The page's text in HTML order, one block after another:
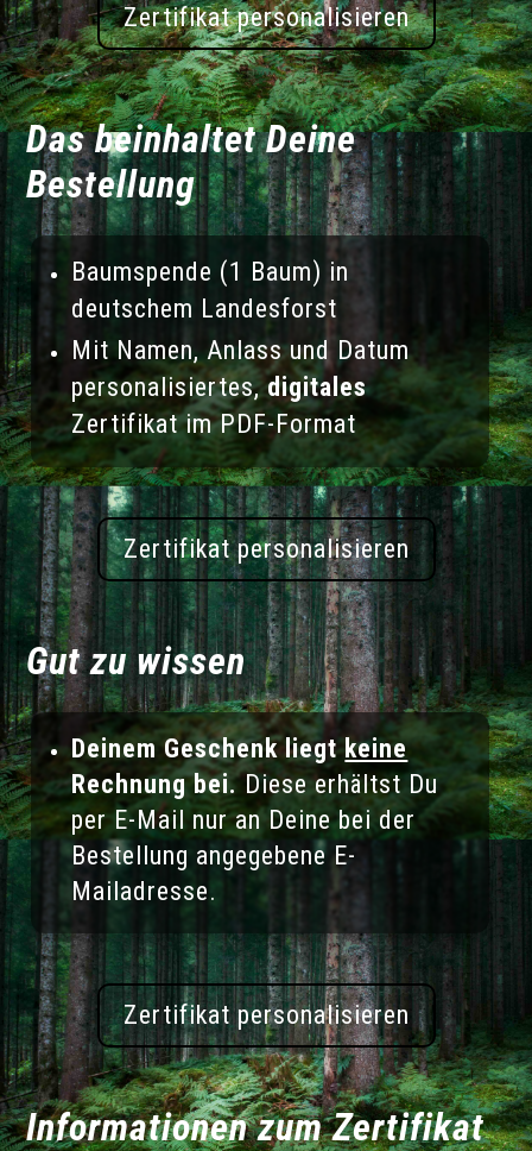
Zertifikat personalisieren
Das beinhaltet Deine
Bestellung
Baumspende (1 Baum) in
deutschem Landesforst
Mit Namen, Anlass und Datum
personalisiertes,digitales
Zertifikat im PDF-Format
Zertifikat personalisieren
Gut zu wissen
Deinem Geschenk liegt keine
Rechnung bei. Diese erhältst Du
per E-Mail nur an Deine bei der
Bestellung angegebene E-
Mailadresse.
Zertifikat personalisieren
Informationen zum Zertifikat